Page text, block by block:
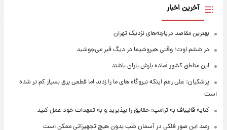
آخرین اخبار
بهترین مقاصد دریاچه‌های نزدیک تهران
در ششم اوت؛ وقتی هیروشیما در دیگ قیر می‌جوشید
این مناطق کشور آماده بارش باران باشند
پزشکیان: علی رغم اینکه نیروگاه های ما را زدند اما قطعی برق بسیار کم تر شده
است
کنایه قالیباف به ترامپ: حقایق را بپذیرید و به تعهدات خود عمل کنید
رصد این صور فلکی در آسمان شب بدون هیچ تجهیزاتی ممکن است